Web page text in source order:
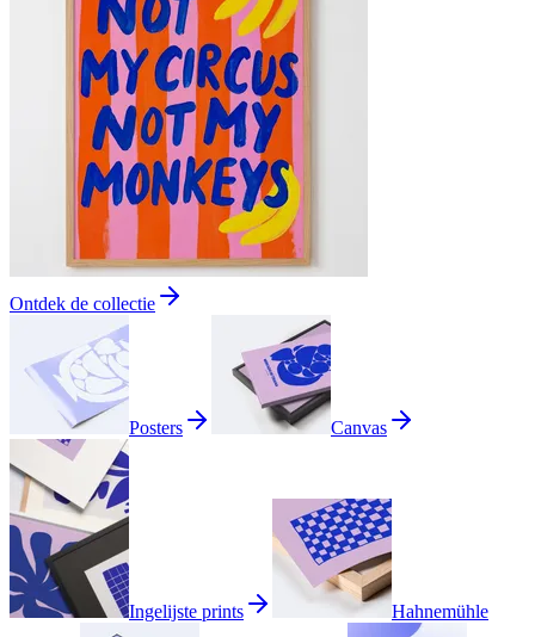
Ontdek de collectie
Posters Canvas
Ingelijste prints Hahnemühle